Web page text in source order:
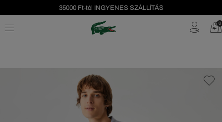
35000 Ft-tól INGYENES SZÁLLÍTÁS
Szezonális leárazás akár -40%! 0